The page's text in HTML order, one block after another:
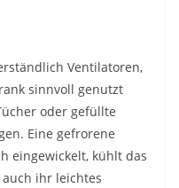
Ventilatoren,
sinnvoll genutzt
oder gefüllte
Eine gefrorene
eingewickelt, kühlt das
ihr leichtes